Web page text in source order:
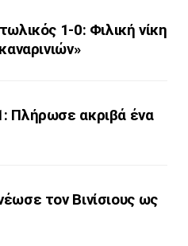
1-0: Φιλική νίκη
Πλήρωσε ακριβά ένα
τον Βινίσιους ως